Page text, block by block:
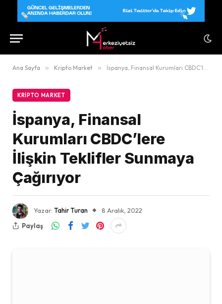
Ana Sayfa » Kripto Market » İspanya, Finansal Kurumları CBDC’lere İlişkin Teklifler Sunmaya Çağırıyor
KRIPTO MARKET
İspanya, Finansal
Kurumları CBDC’lere
İlişkin Teklifler Sunmaya
Çağırıyor
Yazar: Tahir Turan
8 Aralık, 2022
Paylaş